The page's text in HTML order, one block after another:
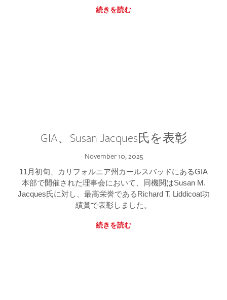
続きを読む
GIA、Susan Jacques氏を表彰
November 10, 2025
11月初旬、カリフォルニア州カールスバッドにあるGIA
本部で開催された理事会において、同機関はSusan M.
Jacques氏に対し、最高栄誉であるRichard T. Liddicoat功
績賞で表彰しました。
続きを読む